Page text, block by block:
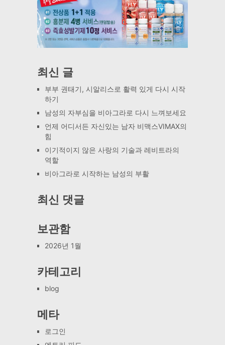
최신 글
부부 권태기, 시알리스로 활력 있게 다시 시작
하기
남성의 자부심을 비아그라로 다시 느껴보세요
언제 어디서든 자신있는 남자 비맥스VIMAX의
힘
이기적이지 않은 사랑의 기술과 레비트라의
역할
비아그라로 시작하는 남성의 부활
최신 댓글
보관함
2026년 1월
카테고리
blog
메타
로그인